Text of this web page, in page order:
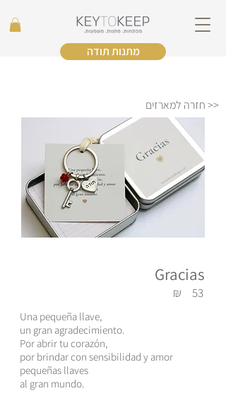
מתנות תודה
<< חזרה למארזים
Gracias
53
₪
Una pequeña llave,
un gran agradecimiento.
Por abrir tu corazón,
por brindar con sensibilidad y amor
pequeñas llaves
al gran mundo.